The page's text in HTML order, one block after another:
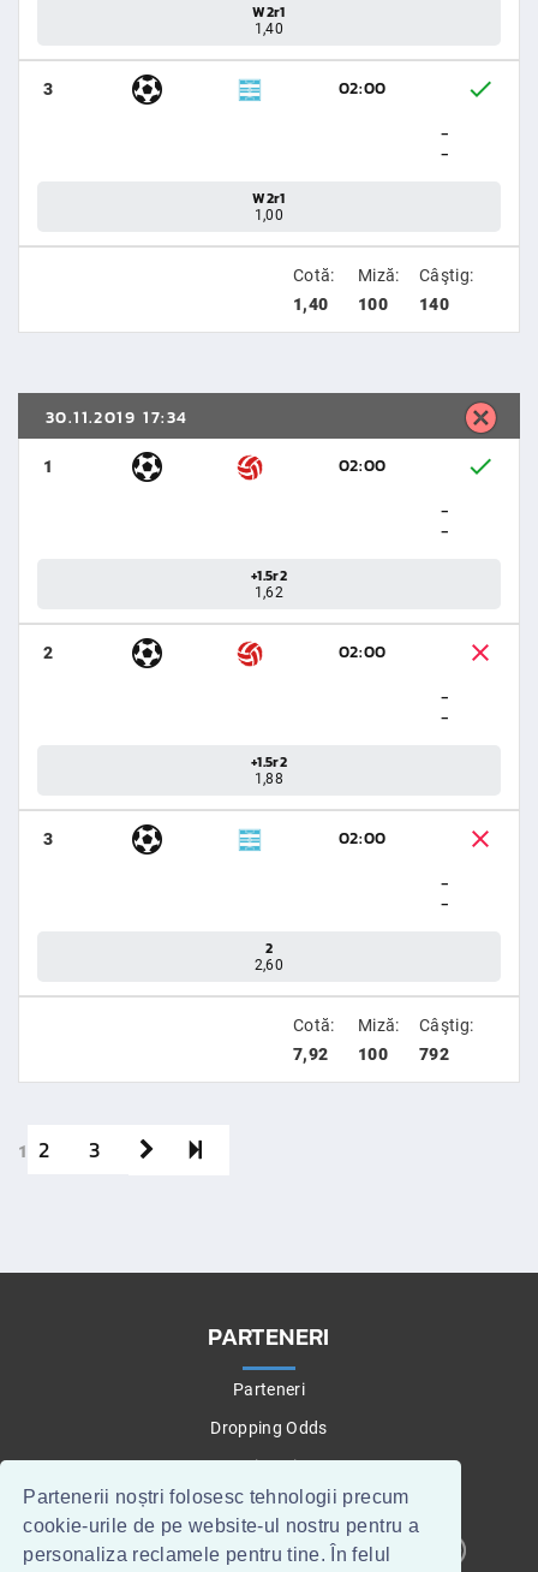
Partenerii noștri folosesc tehnologii precum
cookie-urile de pe website-ul nostru pentru a
personaliza reclamele pentru tine. În felul
W2r1
1,40
3
02:00
-
-
W2r1
1,00
Cotă:
1,40
Miză:
100
Câştig:
140
30.11.2019 17:34
1
02:00
-
-
+1.5r2
1,62
2
02:00
-
-
+1.5r2
1,88
3
02:00
-
-
2
2,60
Cotă:
7,92
Miză:
100
Câştig:
792
1 2 3
PARTENERI
Parteneri
Dropping Odds
Betting Tips